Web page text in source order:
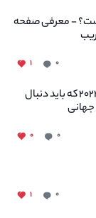
است؟ - معرفی صفحه
۰ ۱
مهم ترین رویداد های کریپتویی ۲۰۲۳ که باید دنبال
جهانی
۰ ۰
۰ ۱